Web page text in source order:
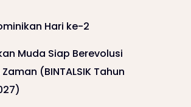
Hari ke-2
Muda Siap Berevolusi
(BINTALSIK Tahun